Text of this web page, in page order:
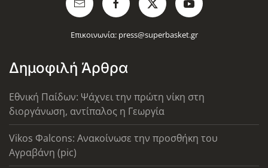
Επικοινωνία: press@superbasket.gr
Δημοφιλή Άρθρα
Εθνική Παίδων: Ψάχνει την πρώτη νίκη στη
διοργάνωση, αντίπαλος η Γεωργία
Vikos Φalcons: Ανακοίνωσε την προσθήκη του
Αγραβάνη (pic)